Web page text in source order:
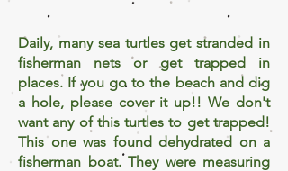
Daily, many sea turtles get stranded in
fisherman nets or get trapped in
places. If you go to the beach and dig
a hole, please cover it up!! We don't
want any of this turtles to get trapped!
This one was found dehydrated on a
fisherman boat. They were measuring